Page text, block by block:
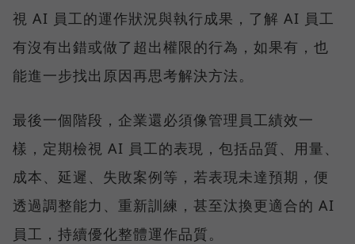
視 AI 員工的運作狀況與執行成果，了解 AI 員工
有沒有出錯或做了超出權限的行為，如果有，也
能進一步找出原因再思考解決方法。
最後一個階段，企業還必須像管理員工績效一
樣，定期檢視 AI 員工的表現，包括品質、用量、
成本、延遲、失敗案例等，若表現未達預期，便
透過調整能力、重新訓練，甚至汰換更適合的 AI
員工，持續優化整體運作品質。